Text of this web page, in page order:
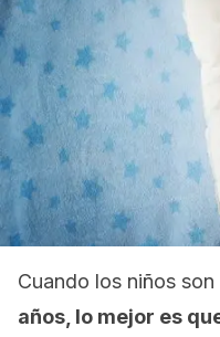
Cuando los niños
años, lo mejor es